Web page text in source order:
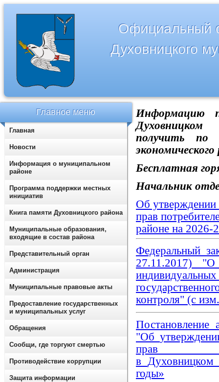
Официальный
Духовницкого
Информацию
получить по
Бесплатная
Начальник
Об
прав
районе на 2026-
Федеральный
27.11.2017)
контроля" (с
"Об
прав
в
годы»
Главное меню
Главная
Новости
Информация о муниципальном
районе
Программа поддержки местных
инициатив
Книга памяти Духовницкого района
Муниципальные образования,
входящие в состав района
Представительный орган
Администрация
Муниципальные правовые акты
Предоставление государственных
и муниципальных услуг
Обращения
Сообщи, где торгуют смертью
Противодействие коррупции
Защита информации